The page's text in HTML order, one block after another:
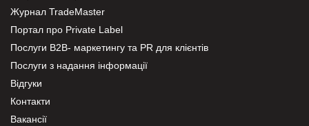
Журнал TradeMaster
Портал про Private Label
Послуги В2В- маркетингу та PR для клієнтів
Послуги з надання інформації
Відгуки
Контакти
Вакансії